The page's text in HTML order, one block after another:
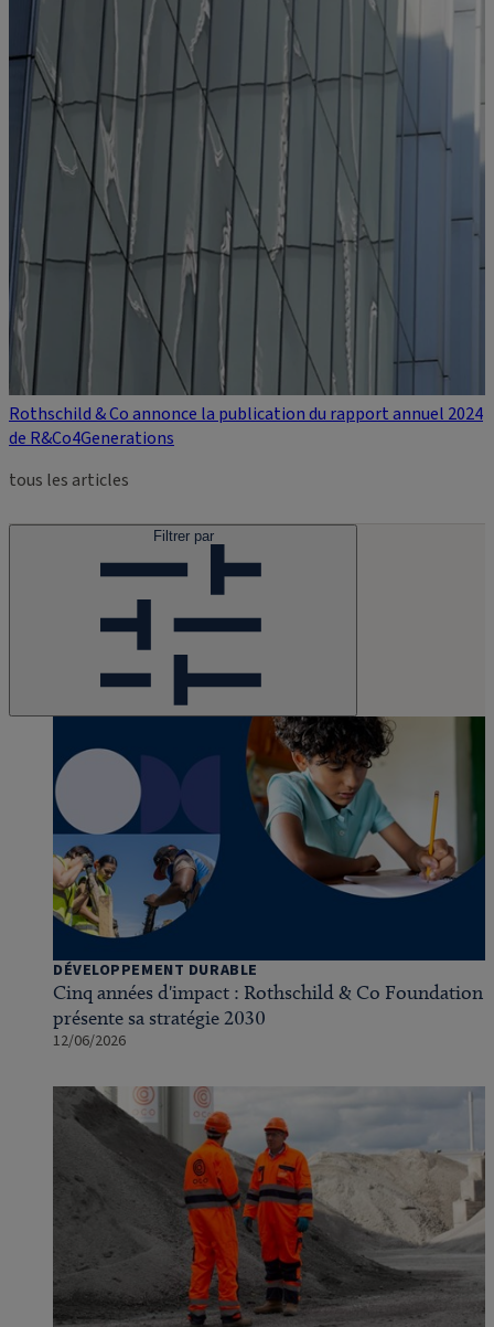
Rothschild & Co annonce la publication du rapport annuel 2024
de R&Co4Generations
tous les articles
Filtrer par
DÉVELOPPEMENT DURABLE
Cinq années d'impact : Rothschild & Co Foundation
présente sa stratégie 2030
12/06/2026